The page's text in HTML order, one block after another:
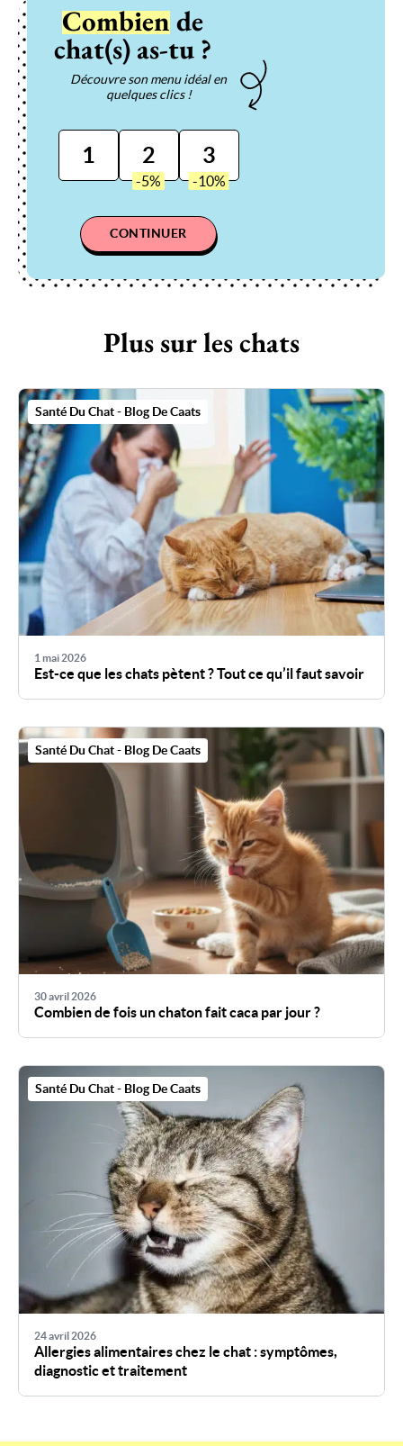
Combiende
chat(s) as-tu ?
Découvre son menu idéal en
quelques clics !
1 2 3
CONTINUER
Plus sur les chats
Santé Du Chat - Blog De Caats
1 mai 2026
Est-ce que les chats pètent ? Tout ce qu’il faut savoir
Santé Du Chat - Blog De Caats
30 avril 2026
Combien de fois un chaton fait caca par jour ?
Santé Du Chat - Blog De Caats
24 avril 2026
Allergies alimentaires chez le chat : symptômes,
diagnostic et traitement